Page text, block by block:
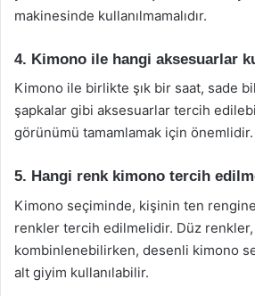
makinesinde kullanılmamalıdır.
4. Kimono ile hangi aksesuarlar
Kimono ile birlikte şık bir saat, sade
şapkalar gibi aksesuarlar tercih
görünümü tamamlamak için önemlidir.
5. Hangi renk kimono tercih
Kimono seçiminde, kişinin ten
renkler tercih edilmelidir. Düz
kombinlenebilirken, desenli kimono
alt giyim kullanılabilir.